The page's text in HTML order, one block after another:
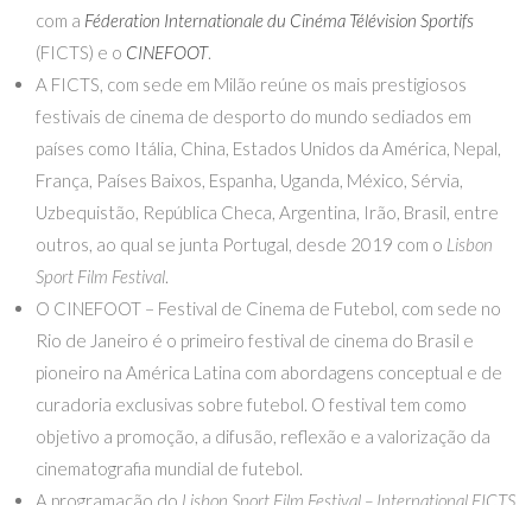
com a Féderation Internationale du Cinéma Télévision Sportifs
(FICTS) e o CINEFOOT.
A FICTS, com sede em Milão reúne os mais prestigiosos
festivais de cinema de desporto do mundo sediados em
países como Itália, China, Estados Unidos da América, Nepal,
França, Países Baixos, Espanha, Uganda, México, Sérvia,
Uzbequistão, República Checa, Argentina, Irão, Brasil, entre
outros, ao qual se junta Portugal, desde 2019 com o Lisbon
Sport Film Festival.
O CINEFOOT – Festival de Cinema de Futebol, com sede no
Rio de Janeiro é o primeiro festival de cinema do Brasil e
pioneiro na América Latina com abordagens conceptual e de
curadoria exclusivas sobre futebol. O festival tem como
objetivo a promoção, a difusão, reflexão e a valorização da
cinematografia mundial de futebol.
A programação do Lisbon Sport Film Festival – International FICTS